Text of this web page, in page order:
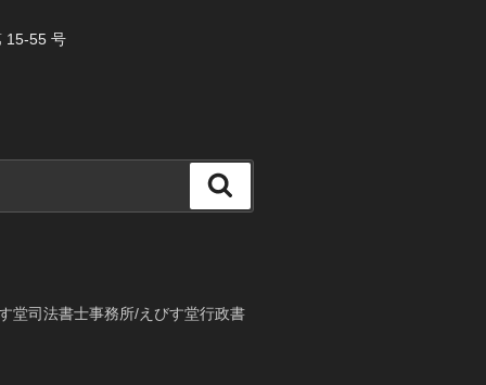
15-55 号
索
堂司法書士事務所/えびす堂行政書